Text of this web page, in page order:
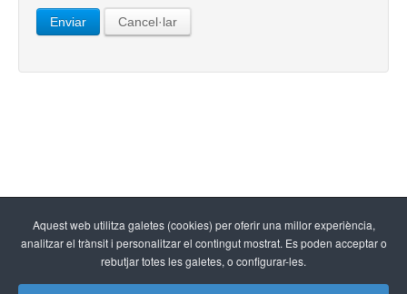
Enviar Cancel·lar
Aquest web utilitza galetes (cookies) per oferir una millor experiència,
analitzar el trànsit i personalitzar el contingut mostrat. Es poden acceptar o
rebutjar totes les galetes, o configurar-les.